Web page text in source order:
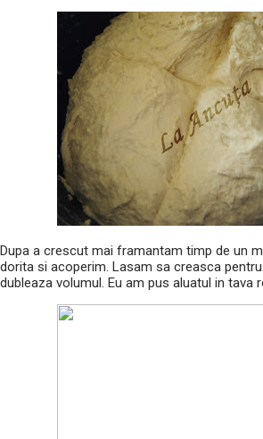
Dupa a crescut mai framantam timp de un
dorita si acoperim. Lasam sa creasca
dubleaza volumul. Eu am pus aluatul in tava